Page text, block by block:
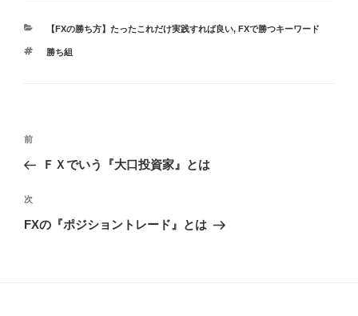
カ
ゴ
【FXの勝ち方】たったこれだけ実践すれば良い, FXで勝つキーワード
タ
勝ち組
投
ビ
ゲ
過
去
投
稿
前
ＦＸでいう『大口投資家』とは
次
の
次
FXの『ポジショントレード』とは